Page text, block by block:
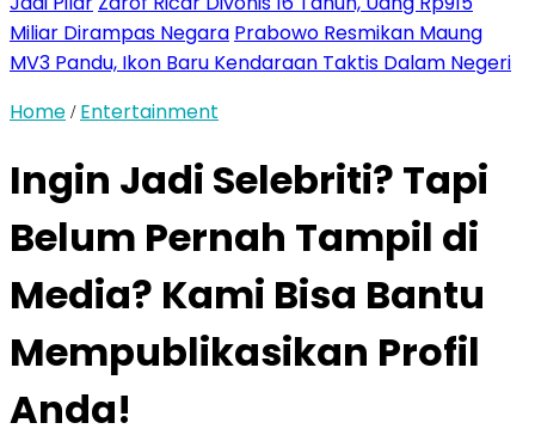
Miliar Dirampas Negara Prabowo Resmikan Maung
MV3 Pandu, Ikon Baru Kendaraan Taktis Dalam Negeri
Home / Entertainment
Ingin Jadi Selebriti? Tapi
Belum Pernah Tampil di
Media? Kami Bisa Bantu
Mempublikasikan Profil
Anda!